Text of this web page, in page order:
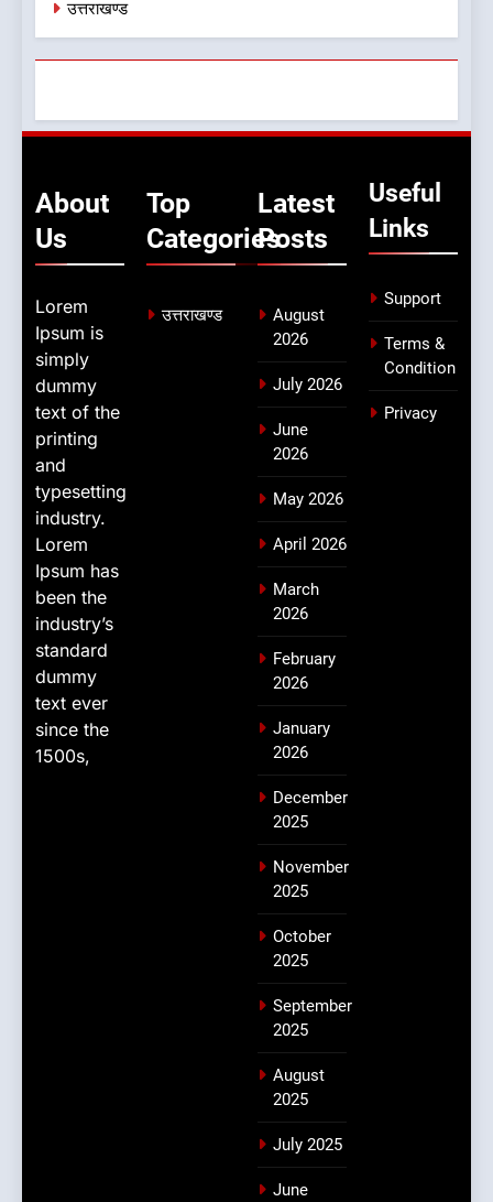
उत्तराखण्ड
About
Us
Lorem
Ipsum is
simply
dummy
text of the
printing
and
typesetting
industry.
Lorem
Ipsum has
been the
industry’s
standard
dummy
text ever
since the
1500s,
Top
Categories
उत्तराखण्ड
Latest
Posts
August
2026
July 2026
June
2026
May 2026
April 2026
March
2026
February
2026
January
2026
December
2025
November
2025
October
2025
September
2025
August
2025
July 2025
June
Useful
Links
Support
Terms &
Condition
Privacy